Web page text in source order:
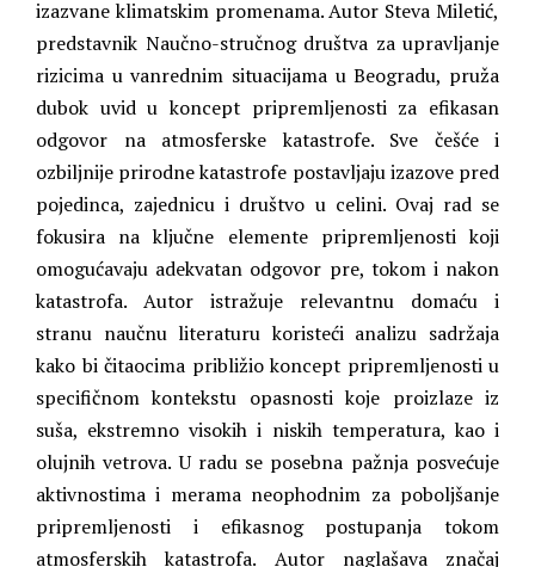
izazvane klimatskim promenama. Autor Steva Miletić,
predstavnik Naučno-stručnog društva za upravljanje
rizicima u vanrednim situacijama u Beogradu, pruža
dubok uvid u koncept pripremljenosti za efikasan
odgovor na atmosferske katastrofe. Sve češće i
ozbiljnije prirodne katastrofe postavljaju izazove pred
pojedinca, zajednicu i društvo u celini. Ovaj rad se
fokusira na ključne elemente pripremljenosti koji
omogućavaju adekvatan odgovor pre, tokom i nakon
katastrofa. Autor istražuje relevantnu domaću i
stranu naučnu literaturu koristeći analizu sadržaja
kako bi čitaocima približio koncept pripremljenosti u
specifičnom kontekstu opasnosti koje proizlaze iz
suša, ekstremno visokih i niskih temperatura, kao i
olujnih vetrova. U radu se posebna pažnja posvećuje
aktivnostima i merama neophodnim za poboljšanje
pripremljenosti i efikasnog postupanja tokom
atmosferskih katastrofa. Autor naglašava značaj